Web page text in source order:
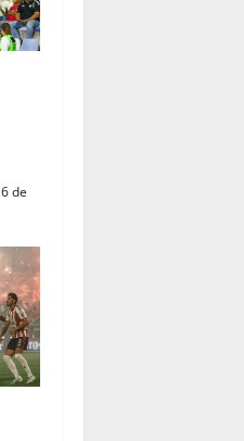
6 de